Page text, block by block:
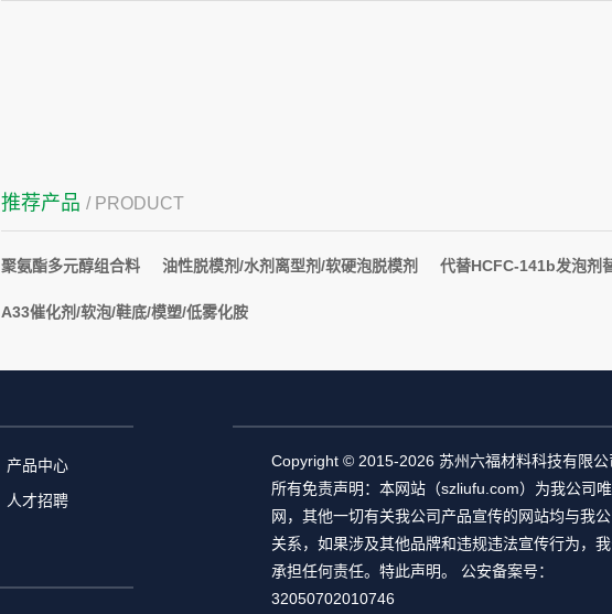
推荐产品 / PRODUCT
聚氨酯多元醇组合料 油性脱模剂/水剂离型剂/软硬泡脱模剂 代替HCFC-141b发泡剂
A33催化剂/软泡/鞋底/模塑/低雾化胺
产品中心
人才招聘
Copyright © 2015-2026 苏州六福材料科技有限公
所有免责声明：本网站（szliufu.com）为我公司
网，其他一切有关我公司产品宣传的网站均与我
关系，如果涉及其他品牌和违规违法宣传行为，
承担任何责任。特此声明。 公安备案号：
32050702010746